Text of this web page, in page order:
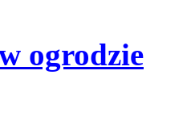
ogrodzie